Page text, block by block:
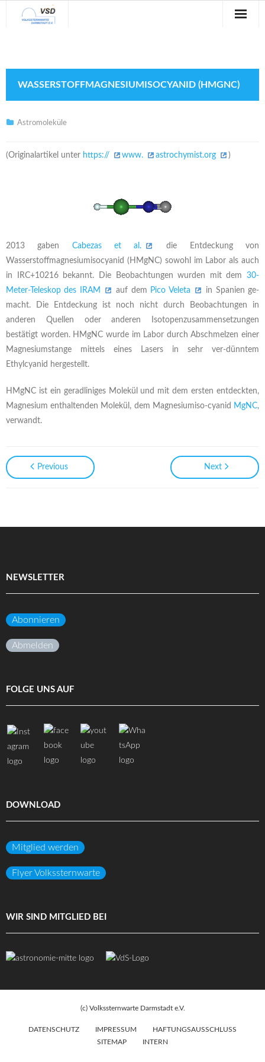
Veranstaltungen
Blog
Galerie
WASSERSTOFFMAGNESIUMISOCYANID (HMGNC)
Astromoleküle
(Originalartikel unter https:// www. astrochymist.org )
2013 gaben Cabezas et al.
die Entdeckung von
Wasserstoffmagnesiumisocyanid (HMgNC) sowohl im Labor als auch
in IRC+10216 bekannt. Die Beobachtungen wurden mit dem 30-
Meter-Teleskop des IRAM
auf dem Pico Veleta
in Spanien ge-
macht. Die Entdeckung ist noch nicht durch Beobachtungen in
anderen Quellen oder anderen Isotopenzusammensetzungen
bestätigt worden. HMgNC wurde im Labor durch Abschmelzen einer
Magnesiumstange mittels eines Lasers in sehr ver-dünntem
Ethylcyanid hergestellt.
HMgNC ist ein geradliniges Molekül und mit dem ersten entdeckten,
Magnesium enthaltenden Molekül, dem Magnesiumiso-cyanid MgNC,
verwandt.
Previous Next
NEWSLETTER
Abonnieren
Abmelden
FOLGE UNS AUF
DOWNLOAD
Mitglied werden
Flyer Volkssternwarte
WIR SIND MITGLIED BEI
(c) Volkssternwarte Darmstadt e.V.
DATENSCHUTZ IMPRESSUM
HAFTUNGSAUSSCHLUSS
SITEMAP
INTERN